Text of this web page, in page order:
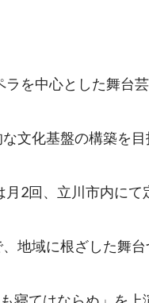
を中心とした舞台
文化基盤の構築を
2回、立川市内にて
地域に根ざした舞